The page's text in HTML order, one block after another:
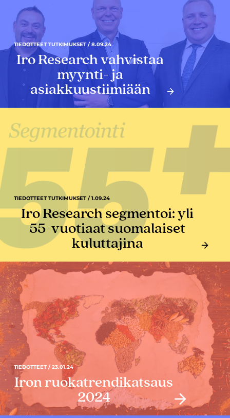
TIEDOTTEET TUTKIMUKSET / 8.09.24
Iro Research vahvistaa
myynti- ja
asiakkuustiimiään
TIEDOTTEET TUTKIMUKSET / 1.09.24
Iro Research segmentoi: yli
55-vuotiaat suomalaiset
kuluttajina
TIEDOTTEET / 23.01.24
Iron ruokatrendikatsaus
2024